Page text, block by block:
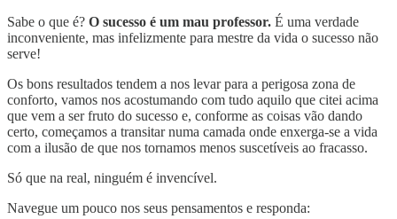
Sabe o que é? O sucesso é um mau professor. É uma verdade
inconveniente, mas infelizmente para mestre da vida o sucesso não
serve!
Os bons resultados tendem a nos levar para a perigosa zona de
conforto, vamos nos acostumando com tudo aquilo que citei acima
que vem a ser fruto do sucesso e, conforme as coisas vão dando
certo, começamos a transitar numa camada onde enxerga-se a vida
com a ilusão de que nos tornamos menos suscetíveis ao fracasso.
Só que na real, ninguém é invencível.
Navegue um pouco nos seus pensamentos e responda: